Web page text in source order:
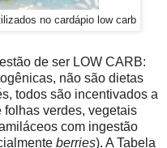
no cardápio low carb
de ser LOW CARB:
não são dietas
todos são incentivados a
folhas verdes, vegetais
com ingestão
berries). A Tabela